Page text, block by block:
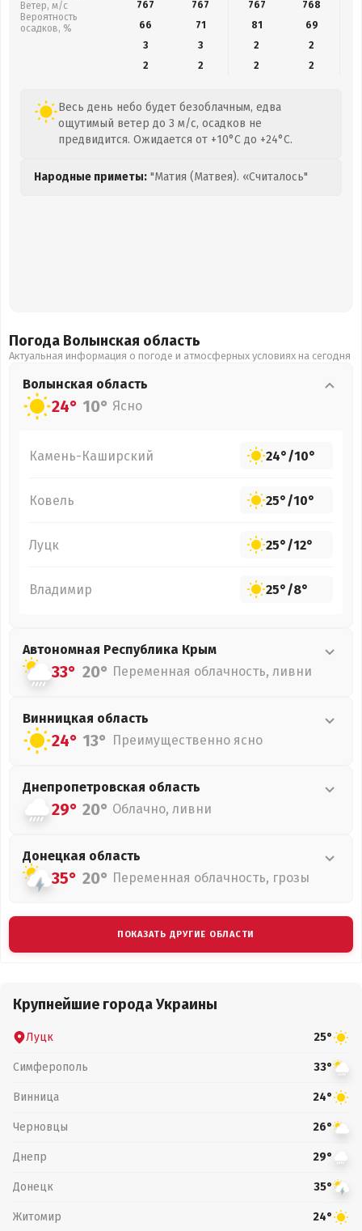
Ветер, м/с
Вероятность
осадков, %
767
767 767 768
66
71 81 69
3
3 2
2
2
2 2 2
Весь день небо будет безоблачным, едва
ощутимый ветер до 3 м/с, осадков не
предвидится. Ожидается от +10°C до +24°C.
Народные приметы: "Матия (Матвея). «Считалось"
Погода Волынская область
Актуальная информация о погоде и атмосферных условиях на сегодня
Волынская область
24° 10° Ясно
Камень-Каширский 24°/10°
Ковель 25°/10°
Луцк 25°/12°
Владимир 25°/8°
Автономная Республика Крым
33° 20° Переменная облачность, ливни
Винницкая область
24° 13° Преимущественно ясно
Днепропетровская область
29° 20° Облачно, ливни
Донецкая область
35° 20° Переменная облачность, грозы
ПОКАЗАТЬ ДРУГИЕ ОБЛАСТИ
Крупнейшие города Украины
Луцк 25°
Симферополь 33°
Винница 24°
Черновцы 26°
Днепр 29°
Донецк 35°
Житомир 24°